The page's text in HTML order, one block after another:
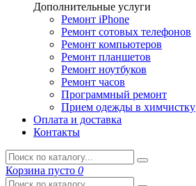
Дополнительные услуги
Ремонт iPhone
Ремонт сотовых телефонов
Ремонт компьютеров
Ремонт планшетов
Ремонт ноутбуков
Ремонт часов
Программный ремонт
Прием одежды в химчистку
Оплата и доставка
Контакты
Корзина пусто 0